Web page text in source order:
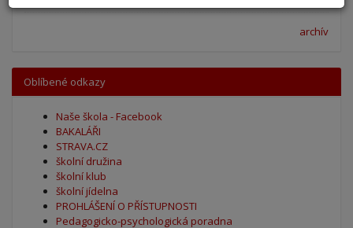
archív
Oblíbené odkazy
Naše škola - Facebook
BAKALÁŘI
STRAVA.CZ
školní družina
školní klub
školní jídelna
PROHLÁŠENÍ O PŘÍSTUPNOSTI
Pedagogicko-psychologická poradna